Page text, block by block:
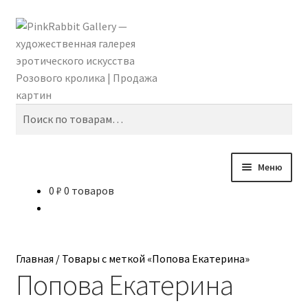
Перейти
к
навигации
Перейти
к
содержимому
Поиск
Меню
Абидина Анна
0 ₽ 0 товаров
Главная / Товары с меткой «Попова Екатерина»
Попова Екатерина